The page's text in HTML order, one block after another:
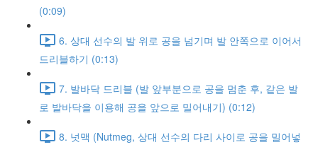
(0:09)
6. 상대 선수의 발 위로 공을 넘기며 발 안쪽으로 이어서
드리블하기 (0:13)
7. 발바닥 드리블 (발 앞부분으로 공을 멈춘 후, 같은 발
로 발바닥을 이용해 공을 앞으로 밀어내기) (0:12)
8. 넛맥 (Nutmeg, 상대 선수의 다리 사이로 공을 밀어넣